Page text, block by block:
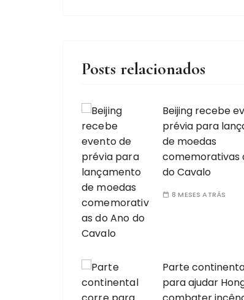
Posts relacionados
Beijing recebe
prévia para
de moedas
comemorativas
do Cavalo
8 MESES ATRÁS
Parte
para ajudar